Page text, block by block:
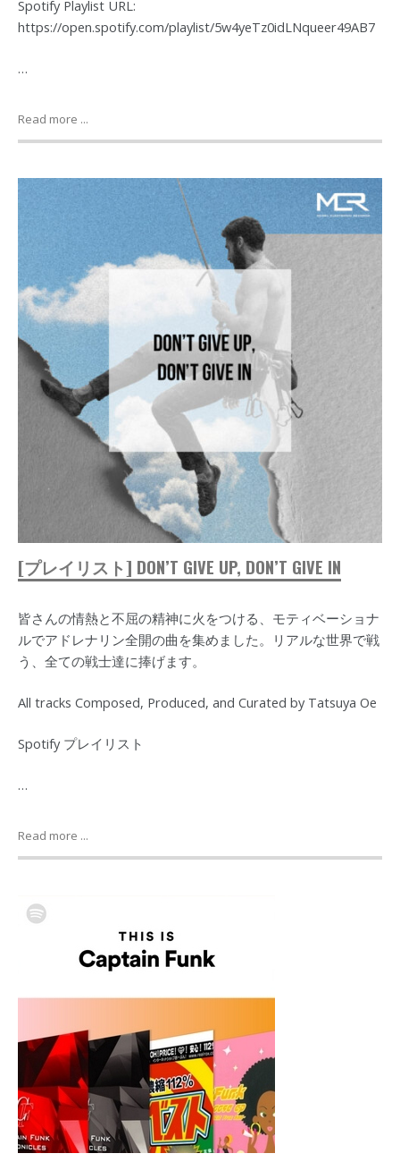
Spotify Playlist URL:
https://open.spotify.com/playlist/5w4yeTz0idLNqueer49AB7
…
Read more ...
[プレイリスト] DON’T GIVE UP, DON’T GIVE IN
皆さんの情熱と不屈の精神に火をつける、モティベーショナ
ルでアドレナリン全開の曲を集めました。リアルな世界で戦
う、全ての戦士達に捧げます。
All tracks Composed, Produced, and Curated by Tatsuya Oe
Spotify プレイリスト
…
Read more ...